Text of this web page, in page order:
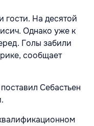
гости. На десятой
Однако уже к
Голы забили
сообщает
Себастьен